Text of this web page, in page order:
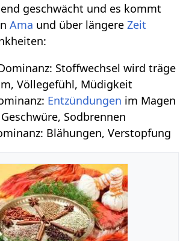
geschwächt und es kommt
Ama und über längereZeit
Stoffwechsel wird träge
Völlegefühl, Müdigkeit
Entzündungen im Magen
Sodbrennen
Blähungen, Verstopfung